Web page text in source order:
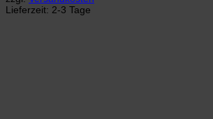
Lieferzeit: 2-3 Tage